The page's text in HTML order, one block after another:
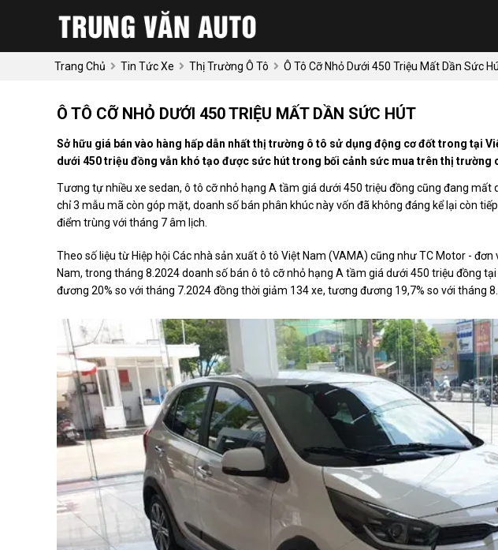
Trang Chủ Tin Tức Xe Thị Trường Ô Tô Ô Tô Cỡ Nhỏ Dưới 450 Triệu Mất Dần Sức
Ô TÔ CỠ NHỎ DƯỚI 450 TRIỆU MẤT DẦN SỨC HÚT
Sở hữu giá bán vào hàng hấp dẫn nhất thị trường ô tô sử dụng động cơ đốt trong tại
dưới 450 triệu đồng vẫn khó tạo được sức hút trong bối cảnh sức mua trên thị trường
Tương tự nhiều xe sedan, ô tô cỡ nhỏ hạng A tầm giá dưới 450 triệu đồng cũng đang
chỉ 3 mẫu mã còn góp mặt, doanh số bán phân khúc này vốn đã không đáng kể lại còn
điểm trùng với tháng 7 âm lịch.
Theo số liệu từ Hiệp hội Các nhà sản xuất ô tô Việt Nam (VAMA) cũng như TC Motor -
Nam, trong tháng 8.2024 doanh số bán ô tô cỡ nhỏ hạng A tầm giá dưới 450 triệu đồng
đương 20% so với tháng 7.2024 đồng thời giảm 134 xe, tương đương 19,7% so với tháng